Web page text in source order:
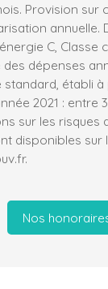
Provision sur
annuelle.
C, Classe
dépenses
standard, établi
2021 : entre
sur les risques
disponibles sur
Nos